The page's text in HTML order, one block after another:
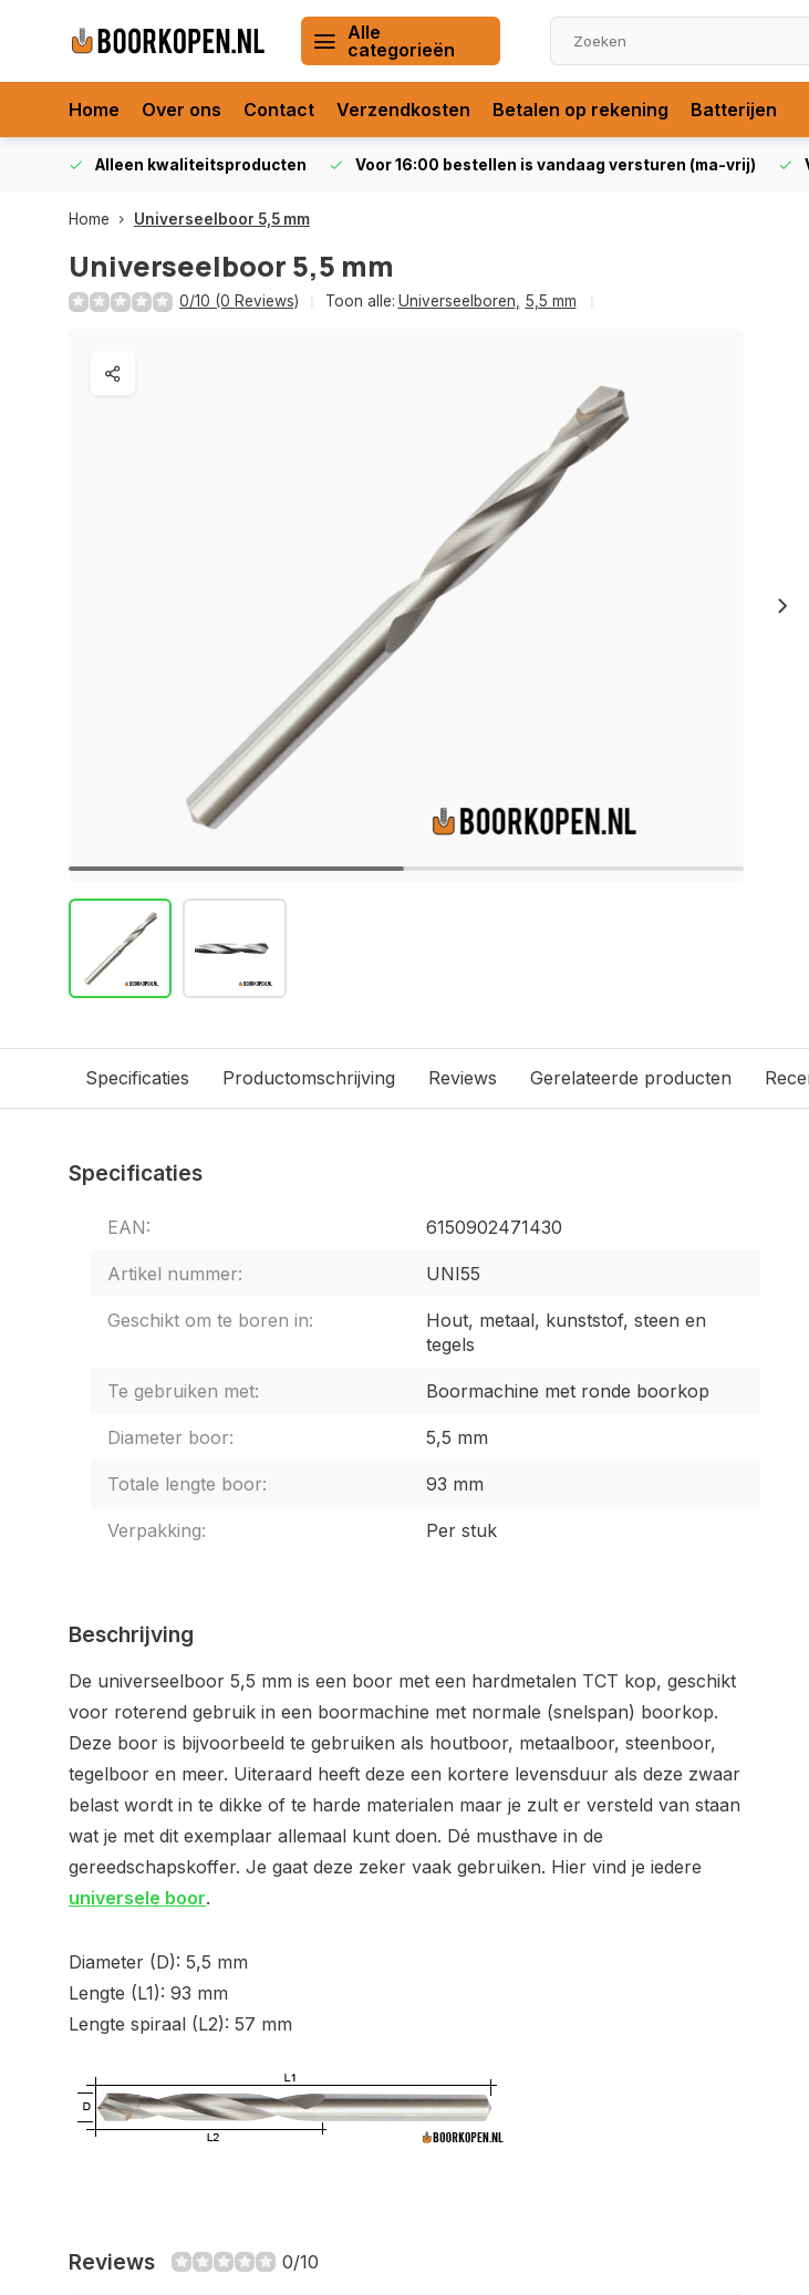
Alle
categorieën
Home Over ons Contact Verzendkosten Betalen op rekening Batterijen
Alleen kwaliteitsproducten Voor 16:00 bestellen is vandaag versturen (ma-vrij)
Home Universeelboor 5,5 mm
Universeelboor 5,5 mm
0/10 (0 Reviews) Toon alle: Universeelboren 5,5 mm
Specificaties Productomschrijving Reviews Gerelateerde producten
Specificaties
EAN: 6150902471430
Artikel nummer: UNI55
Geschikt om te boren in:
Hout, metaal, kunststof, steen en
tegels
Te gebruiken met: Boormachine met ronde boorkop
Diameter boor: 5,5 mm
Totale lengte boor: 93 mm
Verpakking: Per stuk
Beschrijving
De universeelboor 5,5 mm is een boor met een hardmetalen TCT kop, geschikt
voor roterend gebruik in een boormachine met normale (snelspan) boorkop.
Deze boor is bijvoorbeeld te gebruiken als houtboor, metaalboor, steenboor,
tegelboor en meer. Uiteraard heeft deze een kortere levensduur als deze zwaar
belast wordt in te dikke of te harde materialen maar je zult er versteld van staan
wat je met dit exemplaar allemaal kunt doen. Dé musthave in de
gereedschapskoffer. Je gaat deze zeker vaak gebruiken. Hier vind je iedere
universele boor.
Diameter (D): 5,5 mm
Lengte (L1): 93 mm
Lengte spiraal (L2): 57 mm
Reviews 0/10